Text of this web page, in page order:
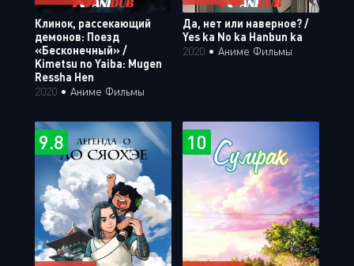
Клинок, рассекающий
демонов: Поезд
«Бесконечный» /
Kimetsu no Yaiba: Mugen
Ressha Hen
2020 • Аниме Фильмы
Да, нет или наверное? /
Yes ka No ka Hanbun ka
2020 • Аниме Фильмы
9.8 10